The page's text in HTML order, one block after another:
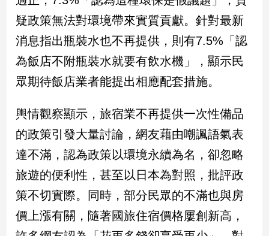
／
文
創
／
影
推
薦
科
技/
遊
戲
動
寵
物
Pet
疑政策無法對環境帶來實質貢獻。針對最新
消息指出瓶裝水也不再提供，則有7.5%「認
為飯店不附瓶裝水就要有飲水機」，顯示民
眾期待飯店業者能提出相應配套措施。
輿情觀察顯示，旅宿業不再提供一次性備品
的政策引發大量討論，網友藉由嘲諷語氣表
達不滿，認為政策以環境永續為名，卻忽略
旅遊的便利性，甚至以日本為對照，批評政
策不切實際。同時，部分民眾的不滿也與房
價上漲有關，隨著國旅住宿價格屢創新高，